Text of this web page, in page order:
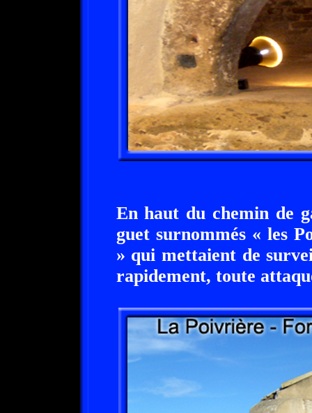
En haut du chemin de
guet surnommés « les
» qui mettaient de
rapidement, toute